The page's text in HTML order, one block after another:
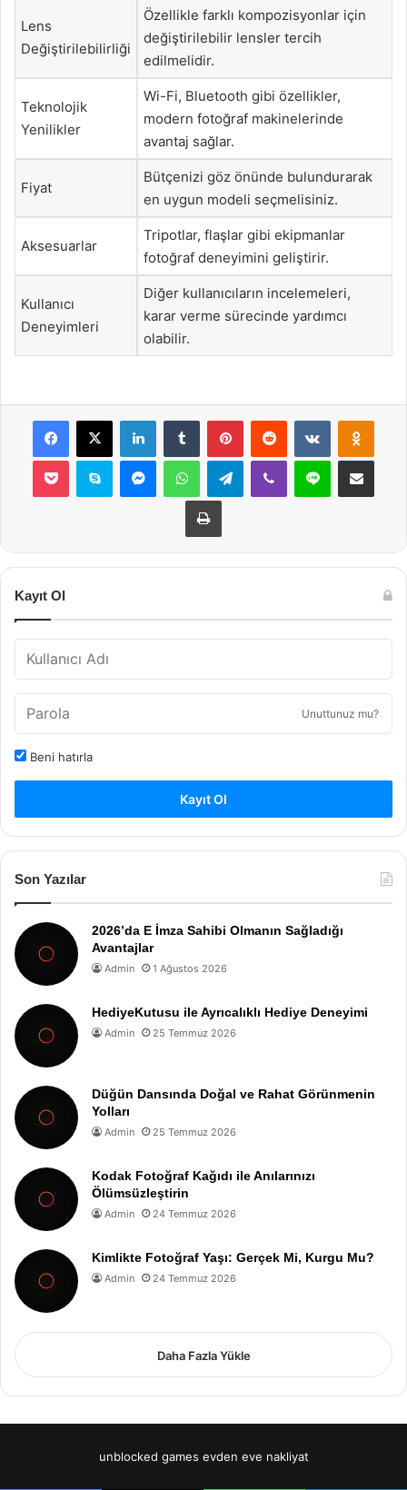
Lens
Değiştirilebilirliği
Özellikle farklı kompozisyonlar için
değiştirilebilir lensler tercih
edilmelidir.
Teknolojik
Yenilikler
Wi-Fi, Bluetooth gibi özellikler,
modern fotoğraf makinelerinde
avantaj sağlar.
Fiyat
Bütçenizi göz önünde bulundurarak
en uygun modeli seçmelisiniz.
Aksesuarlar
Tripotlar, flaşlar gibi ekipmanlar
fotoğraf deneyimini geliştirir.
Kullanıcı
Deneyimleri
Diğer kullanıcıların incelemeleri,
karar verme sürecinde yardımcı
olabilir.
Facebook
X LinkedInTumblr PinterestReddit VKontakte
Pocket Skype MessengerWhatsAppTelegramViber Line E-Posta ile
Yazdır
Kayıt Ol
Unuttunuz mu?
Beni hatırla
Kayıt Ol
Son Yazılar
2026’da E İmza Sahibi Olmanın Sağladığı
Avantajlar
Admin 1 Ağustos 2026
HediyeKutusu ile Ayrıcalıklı Hediye Deneyimi
Admin 25 Temmuz 2026
Düğün Dansında Doğal ve Rahat Görünmenin
Yolları
Admin 25 Temmuz 2026
Kodak Fotoğraf Kağıdı ile Anılarınızı
Ölümsüzleştirin
Admin 24 Temmuz 2026
Kimlikte Fotoğraf Yaşı: Gerçek Mi, Kurgu Mu?
Admin 24 Temmuz 2026
Daha Fazla Yükle
unblocked games evden eve nakliyat